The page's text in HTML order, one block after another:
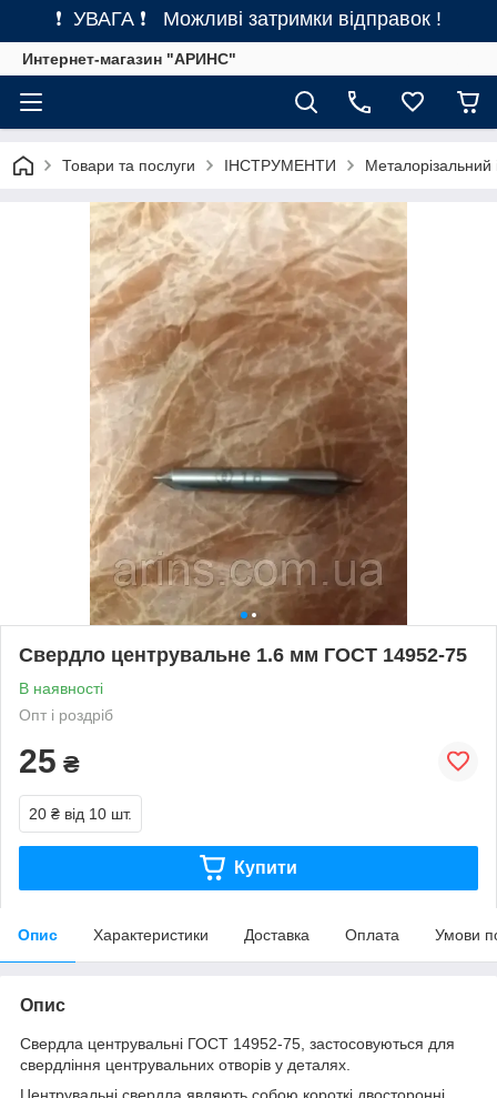
❗ УВАГА ❗ Можливі затримки відправок !
Интернет-магазин "АРИНС"
Товари та послуги ІНСТРУМЕНТИ Металорізальний
Свердло центрувальне 1.6 мм ГОСТ 14952-75
В наявності
Опт і роздріб
25 ₴
20 ₴ від 10 шт.
Купити
Опис Характеристики Доставка Оплата Умови
Опис
Свердла центрувальні ГОСТ 14952-75, застосовуються для
свердління центрувальних отворів у деталях.
Центрувальні свердла являють собою короткі двосторонні